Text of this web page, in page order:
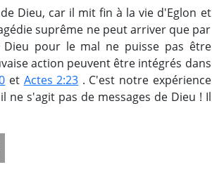
Dieu, car il mit fin à la vie d'Eglon et
suprême ne peut arriver que par
Dieu pour le mal ne puisse pas être
action peuvent être intégrés dans
et Actes 2:23 . C'est notre expérience
s'agit pas de messages de Dieu ! Il